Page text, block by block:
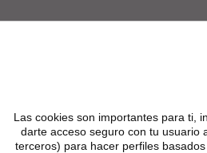
Las cookies son importantes para ti,
darte acceso seguro con tu usuario
terceros) para hacer perfiles